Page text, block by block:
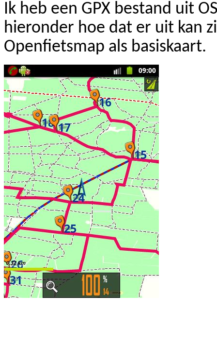
Ik heb een GPX bestand uit
hieronder hoe dat er uit kan
Openfietsmap als basiskaart.